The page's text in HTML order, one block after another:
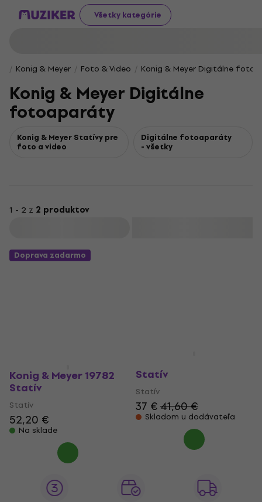
Všetky kategórie
Konig & Meyer Foto & Video Konig & Meyer Digitálne
Konig & Meyer Digitálne
fotoaparáty
Konig & Meyer Statívy pre
foto a video
Digitálne fotoaparáty
- všetky
1 - 2 z 2 produktov
Doprava zadarmo
Konig & Meyer 19782
Statív
Statív
52,20 €
Na sklade
Statív
Statív
37 €41,60 €
Skladom u dodávateľa